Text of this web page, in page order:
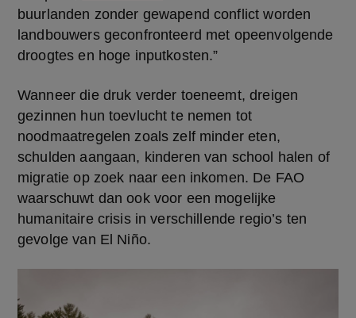
buurlanden zonder gewapend conflict worden
landbouwers geconfronteerd met opeenvolgende
droogtes en hoge inputkosten.”
Wanneer die druk verder toeneemt, dreigen
gezinnen hun toevlucht te nemen tot
noodmaatregelen zoals zelf minder eten,
schulden aangaan, kinderen van school halen of
migratie op zoek naar een inkomen. De FAO
waarschuwt dan ook voor een mogelijke
humanitaire crisis in verschillende regio’s ten
gevolge van El Niño.